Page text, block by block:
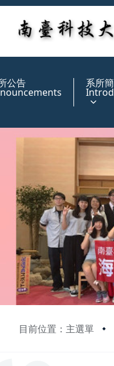
公告 系所
目前位置：主選單